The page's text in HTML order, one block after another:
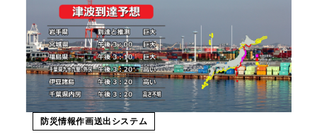
防災情報作画送出システム